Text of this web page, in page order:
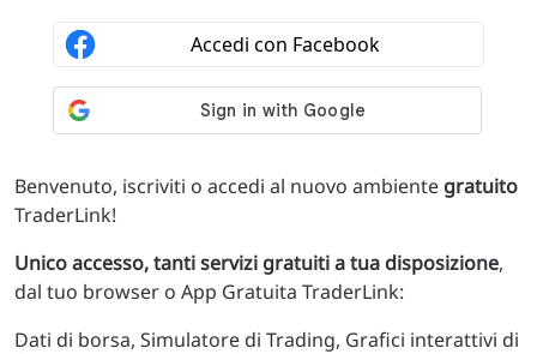
Benvenuto, iscriviti o accedi al nuovo ambiente gratuito
TraderLink!
Unico accesso, tanti servizi gratuiti a tua disposizione,
dal tuo browser o App Gratuita TraderLink:
Dati di borsa, Simulatore di Trading, Grafici interattivi di